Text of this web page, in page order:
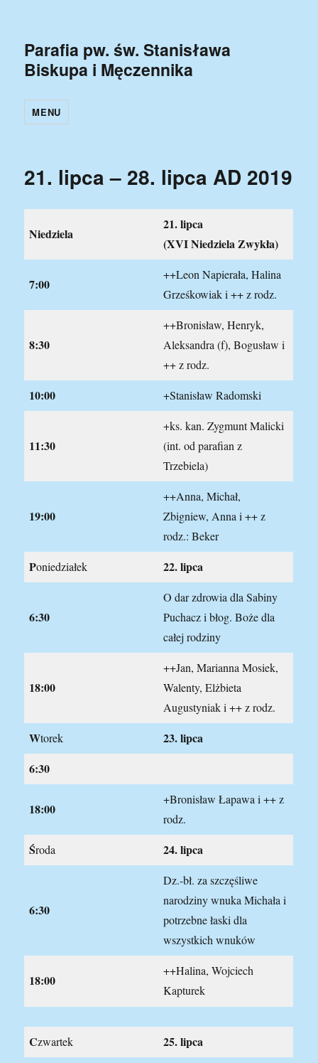
Parafia pw. św. Stanisława
Biskupa i Męczennika
MENU
21. lipca – 28. lipca AD 2019
Niedziela
21. lipca
(XVI Niedziela Zwykła)
7:00
++Leon Napierała, Halina
Grześkowiak i ++ z rodz.
8:30
++Bronisław, Henryk,
Aleksandra (f), Bogusław i
++ z rodz.
10:00 +Stanisław Radomski
11:30
+ks. kan. Zygmunt Malicki
(int. od parafian z
Trzebiela)
19:00
++Anna, Michał,
Zbigniew, Anna i ++ z
rodz.: Beker
Poniedziałek 22.lipca
6:30
O dar zdrowia dla Sabiny
Puchacz i błog. Boże dla
całej rodziny
18:00
++Jan, Marianna Mosiek,
Walenty, Elżbieta
Augustyniak i ++ z rodz.
Wtorek 23.lipca
6:30
18:00
+Bronisław Łapawa i ++ z
rodz.
Środa 24.lipca
6:30
Dz.-bł. za szczęśliwe
narodziny wnuka Michała i
potrzebne łaski dla
wszystkich wnuków
18:00
++Halina, Wojciech
Kapturek
Czwartek
25. lipca